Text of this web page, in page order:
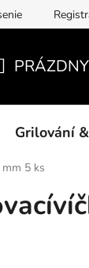
informace a
KOŠÍK
Grilování
5 ks